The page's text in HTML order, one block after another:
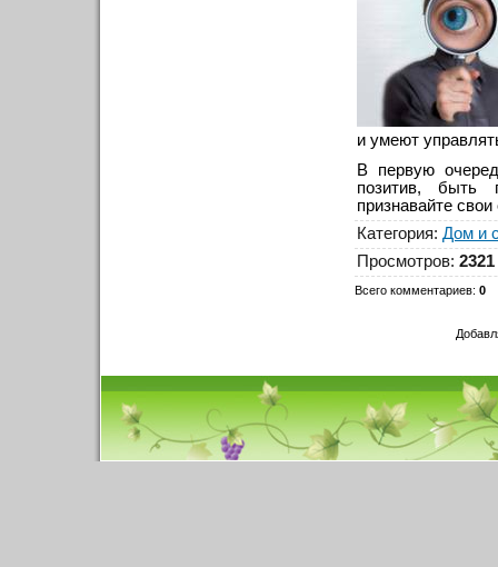
и умеют
В первую
позитив, быть
признавайте
Категория: Дом и
Просмотров: 2321
Всего комментариев: 0